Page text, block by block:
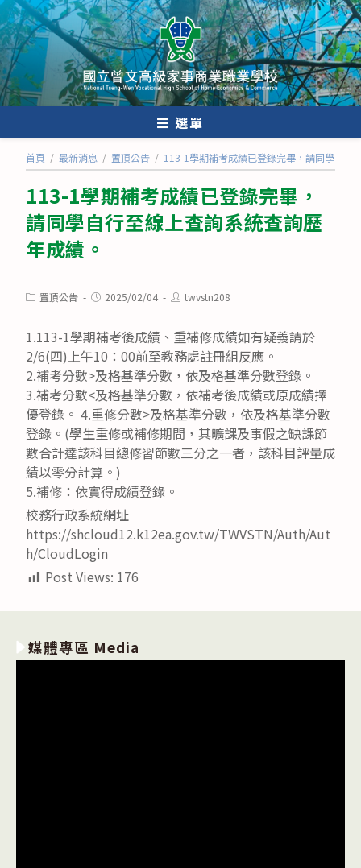
跳
轉
至
主
要
內
選單
首頁 / 最新消息 / 置頂公告 / 113-1學期補考成績已登錄完畢，請同學自行
113-1學期補考成績已登錄完畢，
請同學自行至線上查詢系統查詢歷
年成績。
Post置頂公告
Post2025/02/04
Posttwvstn208
1.113-1學期補考後成績、重補修成績如有疑義請於
2/6(四)上午10：00前至教務處註冊組反應。
2.補考分數>及格基準分數，依及格基準分數登錄。
3.補考分數<及格基準分數，依補考後成績或原成績擇
優登錄。 4.重修分數>及格基準分數，依及格基準分數
登錄。(學生重修或補修期間，其曠課及事假之缺課節
數合計達該科目總修習節數三分之一者，該科目評量成
績以零分計算。)
5.補修：依實得成績登錄。
校務行政系統網址
https://shcloud12.k12ea.gov.tw/TWVSTN/Auth/Aut
h/CloudLogin
Post Views: 176
媒體專區 Media